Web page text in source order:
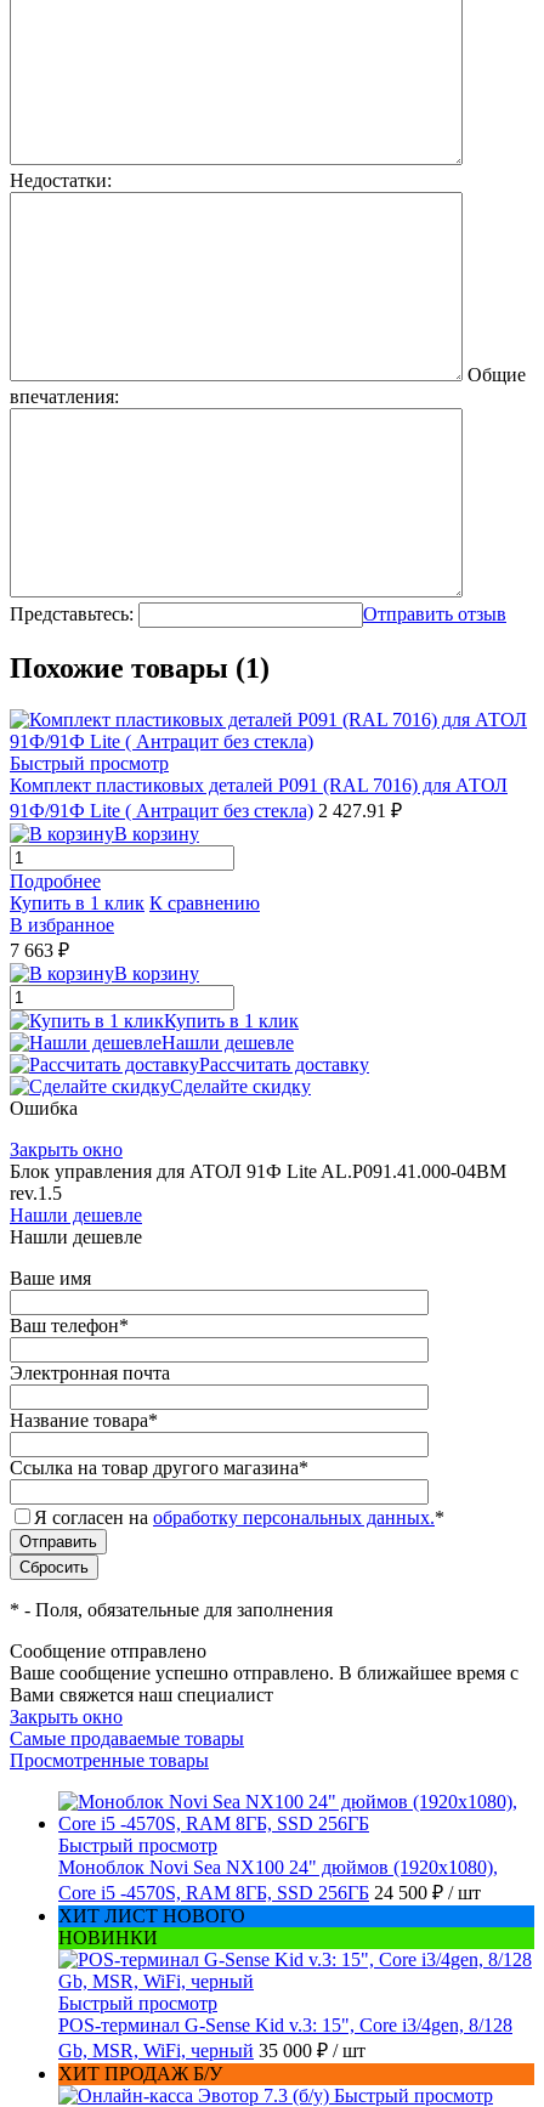
Недостатки:
Общие
впечатления:
Представьтесь: Отправить отзыв
Похожие товары (1)
Быстрый просмотр
Комплект пластиковых деталей Р091 (RAL 7016) для АТОЛ
91Ф/91Ф Lite ( Антрацит без стекла) 2 427.91 ₽
В корзину
Подробнее
Купить в 1 клик К сравнению
В избранное
7 663 ₽
В корзину
Купить в 1 клик
Нашли дешевле
Рассчитать доставку
Сделайте скидку
Ошибка
Закрыть окно
Блок управления для АТОЛ 91Ф Lite AL.P091.41.000-04BM
rev.1.5
Нашли дешевле
Нашли дешевле
Ваше имя
Ваш телефон*
Электронная почта
Название товара*
Ссылка на товар другого магазина*
Я согласен на обработку персональных данных.*
* - Поля, обязательные для заполнения
Сообщение отправлено
Ваше сообщение успешно отправлено. В ближайшее время с
Вами свяжется наш специалист
Закрыть окно
Самые продаваемые товары
Просмотренные товары
Быстрый просмотр
Моноблок Novi Sea NX100 24" дюймов (1920x1080),
Core i5 -4570S, RAM 8ГБ, SSD 256ГБ 24 500 ₽ / шт
ХИТ ЛИСТ НОВОГО
НОВИНКИ
Быстрый просмотр
POS-терминал G-Sense Kid v.3: 15", Core i3/4gen, 8/128
Gb, MSR, WiFi, черный 35 000 ₽ / шт
ХИТ ПРОДАЖ Б/У
Быстрый просмотр